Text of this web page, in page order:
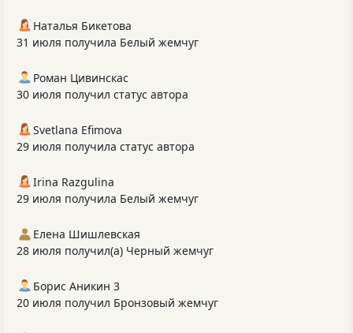
Наталья Бикетова
31 июля получила Белый жемчуг
Роман Цивинскас
30 июля получил статус автора
Svetlana Efimova
29 июля получила статус автора
Irina Razgulina
29 июля получила Белый жемчуг
Елена Шишлевская
28 июля получил(а) Черный жемчуг
Борис Аникин 3
20 июля получил Бронзовый жемчуг